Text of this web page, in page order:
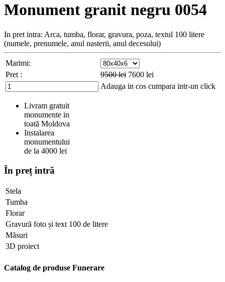
Monument granit negru 0054
In pret intra: Arca, tumba, florar, gravura, poza, textul 100 litere
(numele, prenumele, anul nasterii, anul decesului)
Marimi:
Pret :
9500lei 7600 lei
Adauga in cos cumpara intr-un click
Livram gratuit
monumente in
toată Moldova
Instalarea
monumentului
de la 4000 lei
În preț intră
Stela
Tumba
Florar
Gravură foto și text 100 de litere
Măsuri
3D proiect
Catalog de produse Funerare